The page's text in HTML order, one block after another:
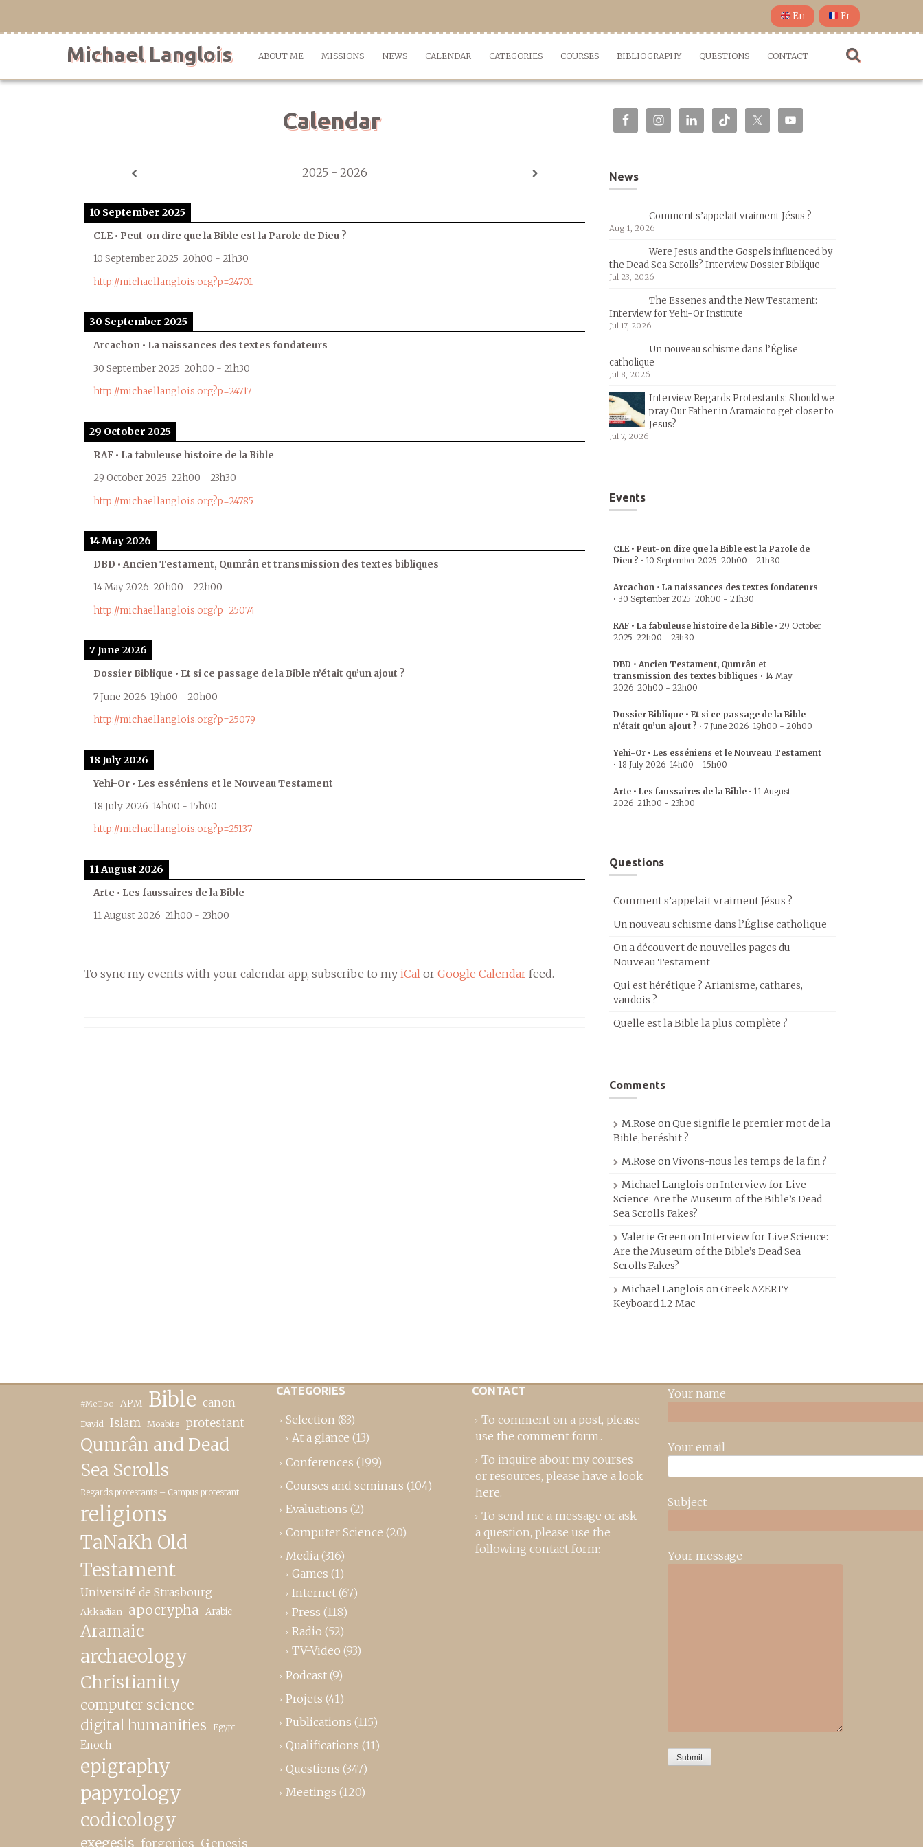
En Fr
Michael Langlois ABOUT ME MISSIONS NEWS CALENDAR CATEGORIES COURSES BIBLIOGRAPHY QUESTIONS CONTACT
Calendar
2025 - 2026
10 September 2025
CLE • Peut-on dire que la Bible est la Parole de Dieu ?
10 September 2025 20h00 - 21h30
http://michaellanglois.org?p=24701
30 September 2025
Arcachon • La naissances des textes fondateurs
30 September 2025 20h00 - 21h30
http://michaellanglois.org?p=24717
29 October 2025
RAF • La fabuleuse histoire de la Bible
29 October 2025 22h00 - 23h30
http://michaellanglois.org?p=24785
14 May 2026
DBD • Ancien Testament, Qumrân et transmission des textes bibliques
14 May 2026 20h00 - 22h00
http://michaellanglois.org?p=25074
7 June 2026
Dossier Biblique • Et si ce passage de la Bible n’était qu’un ajout ?
7 June 2026 19h00 - 20h00
http://michaellanglois.org?p=25079
18 July 2026
Yehi-Or • Les esséniens et le Nouveau Testament
18 July 2026 14h00 - 15h00
http://michaellanglois.org?p=25137
11 August 2026
Arte • Les faussaires de la Bible
11 August 2026 21h00 - 23h00
To sync my events with your calendar app, subscribe to my iCal or Google Calendar feed.
News
Comment s’appelait vraiment Jésus ?
Aug 1, 2026
Were Jesus and the Gospels influenced by
the Dead Sea Scrolls? Interview Dossier Biblique
Jul 23, 2026
The Essenes and the New Testament:
Interview for Yehi-Or Institute
Jul 17, 2026
Un nouveau schisme dans l’Église
catholique
Jul 8, 2026
Interview Regards Protestants: Should we
pray Our Father in Aramaic to get closer to
Jesus?
Jul 7, 2026
Events
CLE • Peut-on dire que la Bible est la Parole de
Dieu ? • 10 September 2025 20h00 - 21h30
Arcachon • La naissances des textes fondateurs
• 30 September 2025 20h00 - 21h30
RAF • La fabuleuse histoire de la Bible • 29 October
2025 22h00 - 23h30
DBD • Ancien Testament, Qumrân et
transmission des textes bibliques • 14 May
2026 20h00 - 22h00
Dossier Biblique • Et si ce passage de la Bible
n’était qu’un ajout ? • 7 June 2026 19h00 - 20h00
Yehi-Or • Les esséniens et le Nouveau Testament
• 18 July 2026 14h00 - 15h00
Arte • Les faussaires de la Bible • 11 August
2026 21h00 - 23h00
Questions
Comment s’appelait vraiment Jésus ?
Un nouveau schisme dans l’Église catholique
On a découvert de nouvelles pages du
Nouveau Testament
Qui est hérétique ? Arianisme, cathares,
vaudois ?
Quelle est la Bible la plus complète ?
Comments
M.Rose onQue signifie le premier mot de la
Bible, beréshit ?
M.Rose onVivons-nous les temps de la fin ?
Michael Langlois onInterview for Live
Science: Are the Museum of the Bible’s Dead
Sea Scrolls Fakes?
Valerie GreenonInterview for Live Science:
Are the Museum of the Bible’s Dead Sea
Scrolls Fakes?
Michael Langlois onGreek AZERTY
Keyboard 1.2 Mac
#MeToo APM Bible canon
David Islam Moabite protestant
Qumrân and Dead
Sea Scrolls
Regards protestants – Campus protestant
religions
TaNaKh Old
Testament
Université de Strasbourg
Akkadian apocrypha Arabic
Aramaic
archaeology
Christianity
computer science
digital humanities Egypt
Enoch
epigraphy
papyrology
codicology
exegesis forgeries Genesis
CATEGORIES
Selection (83)
At a glance (13)
Conferences (199)
Courses and seminars (104)
Evaluations (2)
Computer Science (20)
Media (316)
Games (1)
Internet (67)
Press (118)
Radio (52)
TV-Video (93)
Podcast (9)
Projets (41)
Publications (115)
Qualifications (11)
Questions (347)
Meetings (120)
CONTACT
To comment on a post, please
use the comment form..
To inquire about my courses
or resources, please have a look
here.
To send me a message or ask
a question, please use the
following contact form:
Your name
Your email
Subject
Your message